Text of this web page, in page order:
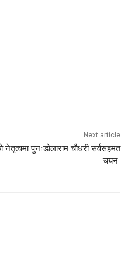
Next article
पुनःडोलाराम चौधरी सर्वसहमत
चयन